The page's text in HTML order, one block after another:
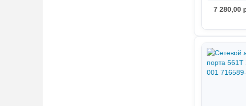
7 280,00